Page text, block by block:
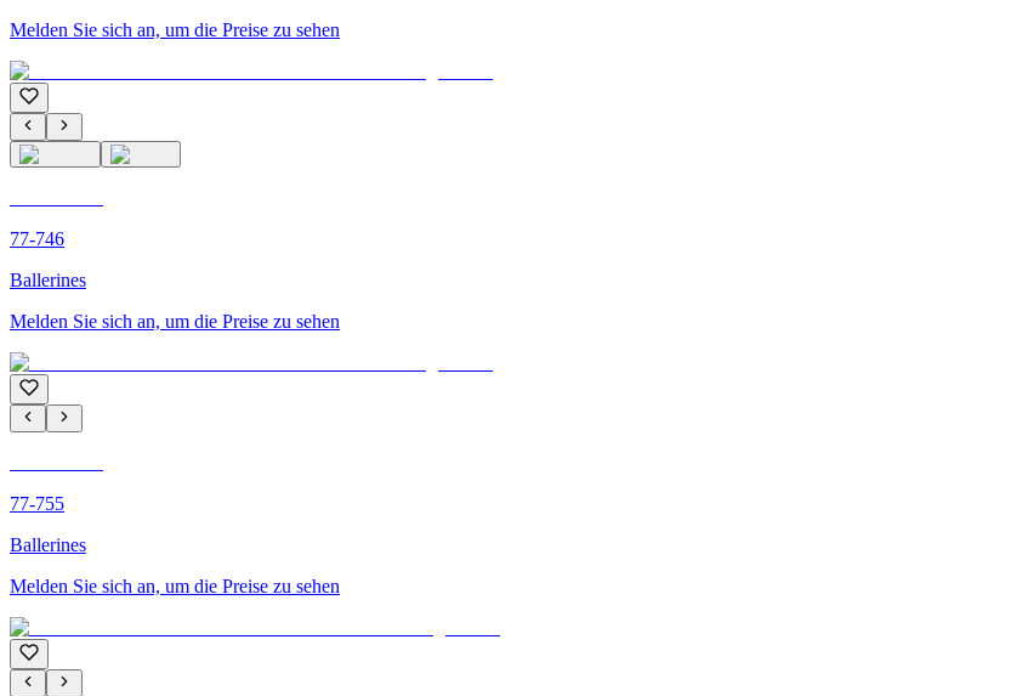
Melden Sie sich an, um die Preise zu sehen
77-746
Ballerines
Melden Sie sich an, um die Preise zu sehen
77-755
Ballerines
Melden Sie sich an, um die Preise zu sehen